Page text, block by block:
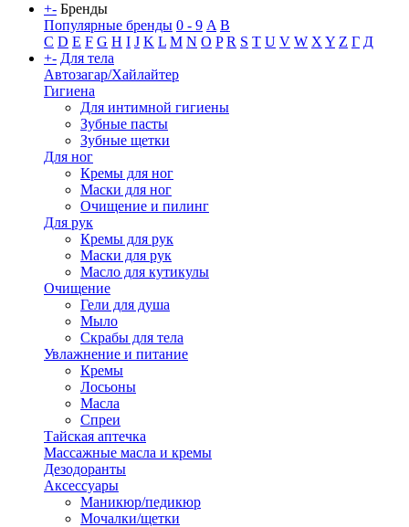
+- Бренды
Популярные бренды 0 - 9 A B
C D E F G H I J K L M N O P R S T U V W X Y Z Г Д
+- Для тела
Автозагар/Хайлайтер
Гигиена
Для интимной гигиены
Зубные пасты
Зубные щетки
Для ног
Кремы для ног
Маски для ног
Очищение и пилинг
Для рук
Кремы для рук
Маски для рук
Масло для кутикулы
Очищение
Гели для душа
Мыло
Скрабы для тела
Увлажнение и питание
Кремы
Лосьоны
Масла
Спреи
Тайская аптечка
Массажные масла и кремы
Дезодоранты
Аксессуары
Маникюр/педикюр
Мочалки/щетки